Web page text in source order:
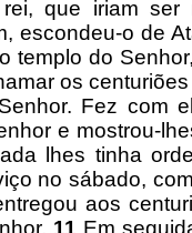
que iriam ser
escondeu-o de
do
os
Fez com
e mostrou-
lhes tinha
no sábado,
aos
11 Em